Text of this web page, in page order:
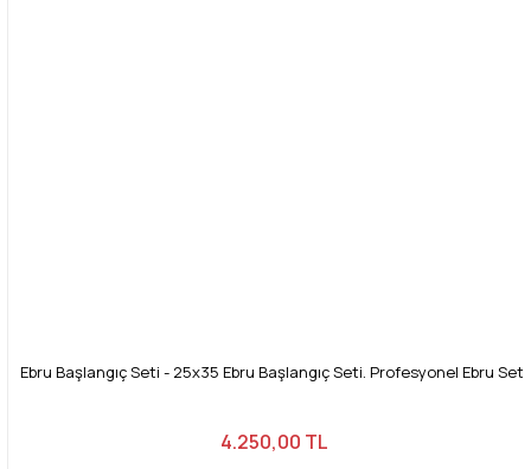
Ebru Başlangıç Seti - 25x35 Ebru Başlangıç Seti. Profesyonel Ebru Seti
4.250,00 TL